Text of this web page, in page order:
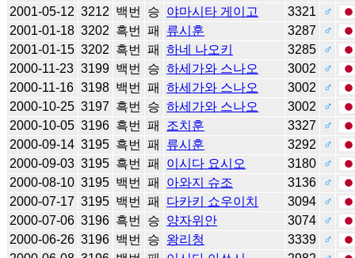
2001-05-12 3212 백번 승 야마시타 게이고 3321
♂
2001-01-18 3202 흑번 패 류시훈 3287
♂
2001-01-15 3202 흑번 패 하네 나오키 3285
♂
2000-11-23 3199 백번 승 하세가와 스나오 3002
♂
2000-11-16 3198 백번 패 하세가와 스나오 3002
♂
2000-10-25 3197 흑번 승 하세가와 스나오 3002
♂
2000-10-05 3196 흑번 패 조치훈 3327
♂
2000-09-14 3195 흑번 패 류시훈 3292
♂
2000-09-03 3195 흑번 패 이시다 요시오 3180
♂
2000-08-10 3195 백번 패 아와지 슈조 3136
♂
2000-07-17 3195 백번 패 다카키 쇼우이치 3094
♂
2000-07-06 3196 흑번 승 양자위안 3074
♂
2000-06-26 3196 백번 승 왕리청 3339
♂